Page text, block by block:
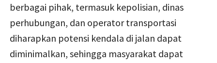
berbagai pihak, termasuk kepolisian, dinas
perhubungan, dan operator transportasi
diharapkan potensi kendala di jalan dapat
diminimalkan, sehingga masyarakat dapat